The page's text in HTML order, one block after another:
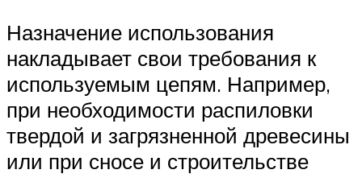
Назначение использования
накладывает свои требования к
используемым цепям. Например,
при необходимости распиловки
твердой и загрязненной древесины
или при сносе и строительстве